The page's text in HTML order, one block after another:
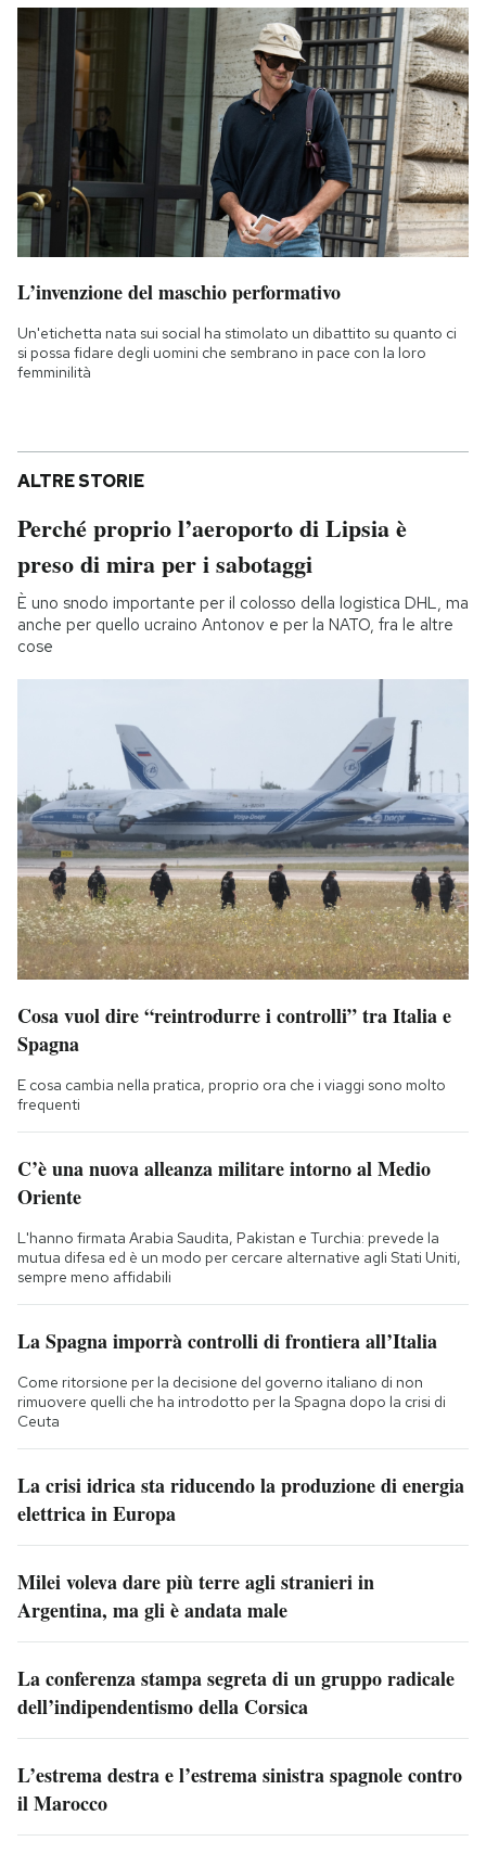
L’invenzione del maschio performativo
Un'etichetta nata sui social ha stimolato un dibattito su quanto ci
si possa fidare degli uomini che sembrano in pace con la loro
femminilità
ALTRE STORIE
Perché proprio l’aeroporto di Lipsia è
preso di mira per i sabotaggi
È uno snodo importante per il colosso della logistica DHL, ma
anche per quello ucraino Antonov e per la NATO, fra le altre
cose
Cosa vuol dire “reintrodurre i controlli” tra Italia e
Spagna
E cosa cambia nella pratica, proprio ora che i viaggi sono molto
frequenti
C’è una nuova alleanza militare intorno al Medio
Oriente
L'hanno firmata Arabia Saudita, Pakistan e Turchia: prevede la
mutua difesa ed è un modo per cercare alternative agli Stati Uniti,
sempre meno affidabili
La Spagna imporrà controlli di frontiera all’Italia
Come ritorsione per la decisione del governo italiano di non
rimuovere quelli che ha introdotto per la Spagna dopo la crisi di
Ceuta
La crisi idrica sta riducendo la produzione di energia
elettrica in Europa
Milei voleva dare più terre agli stranieri in
Argentina, ma gli è andata male
La conferenza stampa segreta di un gruppo radicale
dell’indipendentismo della Corsica
L’estrema destra e l’estrema sinistra spagnole contro
il Marocco